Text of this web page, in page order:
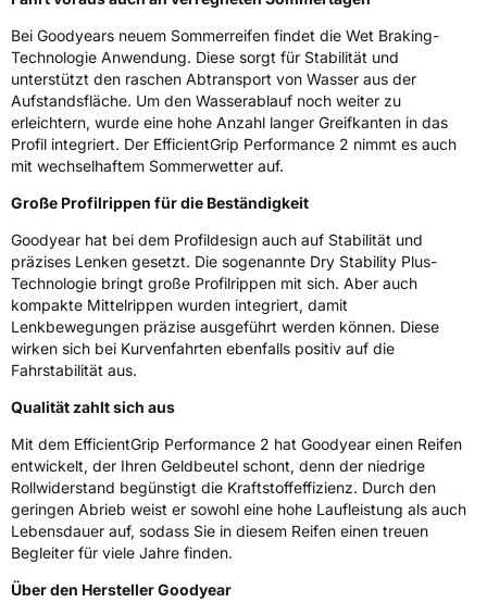
EPREL ID612613
Allgemeine Produktsicherheit (GPSR)
HerstellerkontaktGoodyear S.A. Innovation Center Avenue
Gordon Smith 7750 Colmar-Berg Luxemburg,
www.goodyear.eu
Bei Goodyears neuem Sommerreifen findet die Wet Braking-
Technologie Anwendung. Diese sorgt für Stabilität und
unterstützt den raschen Abtransport von Wasser aus der
Aufstandsfläche. Um den Wasserablauf noch weiter zu
erleichtern, wurde eine hohe Anzahl langer Greifkanten in das
Profil integriert. Der EfficientGrip Performance 2 nimmt es auch
mit wechselhaftem Sommerwetter auf.
Große Profilrippen für die Beständigkeit
Goodyear hat bei dem Profildesign auch auf Stabilität und
präzises Lenken gesetzt. Die sogenannte Dry Stability Plus-
Technologie bringt große Profilrippen mit sich. Aber auch
kompakte Mittelrippen wurden integriert, damit
Lenkbewegungen präzise ausgeführt werden können. Diese
wirken sich bei Kurvenfahrten ebenfalls positiv auf die
Fahrstabilität aus.
Qualität zahlt sich aus
Mit dem EfficientGrip Performance 2 hat Goodyear einen Reifen
entwickelt, der Ihren Geldbeutel schont, denn der niedrige
Rollwiderstand begünstigt die Kraftstoffeffizienz. Durch den
geringen Abrieb weist er sowohl eine hohe Laufleistung als auch
Lebensdauer auf, sodass Sie in diesem Reifen einen treuen
Begleiter für viele Jahre finden.
Über den Hersteller Goodyear